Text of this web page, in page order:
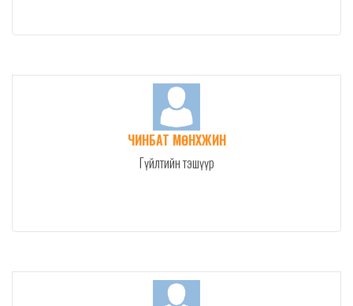
ЧИНБАТ МӨНХЖИН
Гүйлтийн тэшүүр